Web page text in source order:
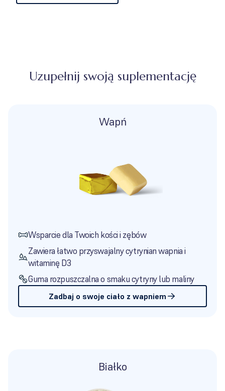
Uzupełnij swoją suplementację
Wapń
Wsparcie dla Twoich kości i zębów
Zawiera łatwo przyswajalny cytrynian wapnia i
witaminę D3
Guma rozpuszczalna o smaku cytryny lub maliny
Zadbaj o swoje ciało z wapniem
Białko